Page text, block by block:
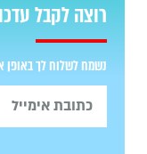
רוצה לקבל
נשמח לשלוח לך באופן